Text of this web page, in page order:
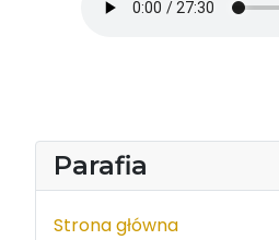
Parafia
Strona główna